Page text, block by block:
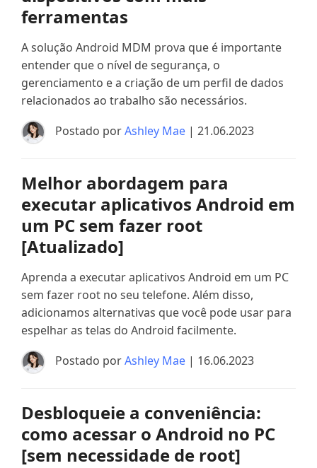
ferramentas
A solução Android MDM prova que é importante
entender que o nível de segurança, o
gerenciamento e a criação de um perfil de dados
relacionados ao trabalho são necessários.
Postado porAshley Mae | 21.06.2023
Melhor abordagem para
executar aplicativos Android em
um PC sem fazer root
[Atualizado]
Aprenda a executar aplicativos Android em um PC
sem fazer root no seu telefone. Além disso,
adicionamos alternativas que você pode usar para
espelhar as telas do Android facilmente.
Postado porAshley Mae | 16.06.2023
Desbloqueie a conveniência:
como acessar o Android no PC
[sem necessidade de root]